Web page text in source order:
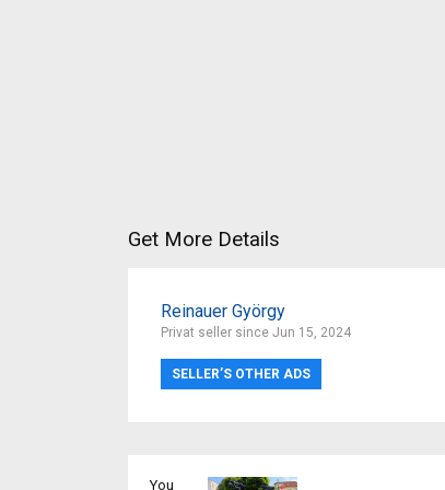
Get More Details
Reinauer György
Privat seller since Jun 15, 2024
SELLER’S OTHER ADS
You